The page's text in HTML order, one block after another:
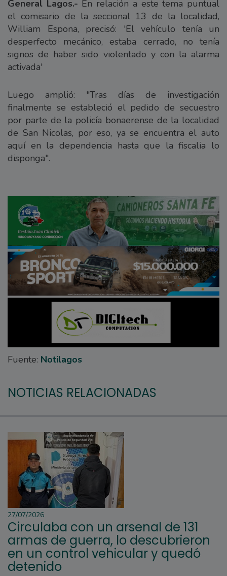
General Lagos.- En relación a este tema puntual
el comisario de la seccional 13 de la localidad,
William Espona, precisó: 'El vehículo tenía un
desperfecto mecánico, estaba cerrado, no tenía
signos de haber sido violentado y con la alarma
activada'
Luego amplió: "Tras días de investigación
finalmente se estableció el pedido de secuestro
por parte de la policía bonaerense de la localidad
de San Nicolas, por eso, ya se encuentra el auto
aquí en la dependencia hasta que la fiscalia lo
disponga".
Fuente: Notilagos
NOTICIAS RELACIONADAS
27/07/2026
Circulaba con un arsenal de 131
armas de guerra, lo descubrieron
en un control vehicular y quedó
detenido